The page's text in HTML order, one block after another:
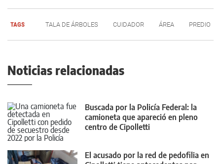
TAGS TALA DE ÁRBOLES CUIDADOR ÁREA PREDIO
Noticias relacionadas
Buscada por la Policía Federal: la
camioneta que apareció en pleno
centro de Cipolletti
El acusado por la red de pedofilia en